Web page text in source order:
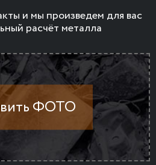
и мы произведем для вас
расчёт металла